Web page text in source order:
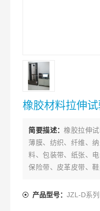
橡胶材料拉伸
简要描述：橡胶拉伸
薄膜、纺织、纤维、
料、包装带、纸张、
保险带、皮革皮带、
板、钢带、有色金属
产品型号：JZL-D系列